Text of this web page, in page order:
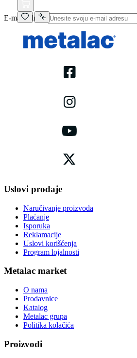
E-mail adresa
Uslovi prodaje
Naručivanje proizvoda
Plaćanje
Isporuka
Reklamacije
Uslovi korišćenja
Program lojalnosti
Metalac market
O nama
Prodavnice
Katalog
Metalac grupa
Politika kolačića
Proizvodi